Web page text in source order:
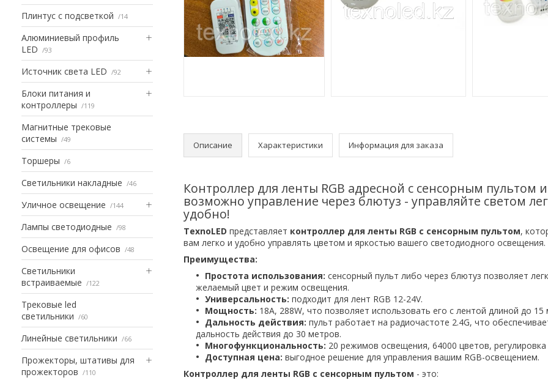
Плинтус с подсветкой 14
Алюминиевый профиль
LED
93
Источник света LED 92
Блоки питания и
контроллеры
119
Магнитные трековые
системы
49
Торшеры 6
Светильники накладные 46
Уличное освещение 144
Лампы светодиодные 98
Освещение для офисов 48
Светильники
встраиваемые
122
Трековые led
светильники
60
Линейные светильники 66
Прожекторы, штативы для
прожекторов
110
Описание Характеристики Информация для заказа
Контроллер для ленты RGB адресной с сенсорным пультом и
возможно управление через блютуз - управляйте светом
удобно!
TexnoLED представляет контроллер для ленты RGB с сенсорным пультом,
вам легко и удобно управлять цветом и яркостью вашего светодиодного освещения.
Преимущества:
Простота использования: сенсорный пульт либо через блютуз позволяет
желаемый цвет и режим освещения.
Универсальность: подходит для лент RGB 12-24V.
Мощность: 18А, 288W, что позволяет использовать его с лентой длиной до 15
Дальность действия: пульт работает на радиочастоте 2.4G, что
дальность действия до 30 метров.
Многофункциональность: 20 режимов освещения, 64000 цветов, регулировка
Доступная цена: выгодное решение для управления вашим RGB-освещением.
Контроллер для ленты RGB с сенсорным пультом - это: